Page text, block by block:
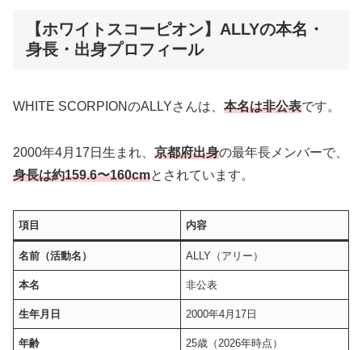
【ホワイトスコーピオン】ALLYの本名・
身長・出身プロフィール
WHITE SCORPIONのALLYさんは、 本名は非公表です。
2000年4月17日生まれ、 京都府出身の最年長メンバーで、
身長は約159.6〜160cmとされています。
項目 内容
名前（活動名） ALLY（アリー）
本名 非公表
生年月日 2000年4月17日
年齢 25歳（2026年時点）